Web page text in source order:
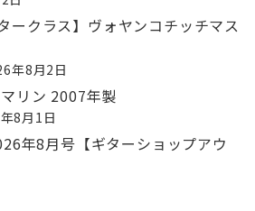
ークラス】ヴォヤンコチッチマス
年8月2日
リン 2007年製
8月1日
年8月号【ギターショップアウ